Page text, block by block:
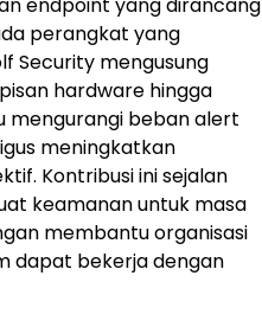
endpoint yang dirancang
perangkat yang
Security mengusung
hardware hingga
mengurangi beban alert
meningkatkan
Kontribusi ini sejalan
keamanan untuk masa
membantu organisasi
dapat bekerja dengan